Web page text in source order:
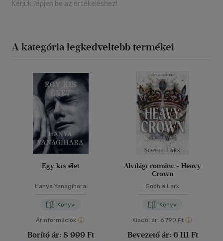
Kérjük, lépjen be az értékeléshez!
A kategória legkedveltebb termékei
Egy kis élet
Hanya Yanagihara
Könyv
Árinformációk
Borító ár: 8 999 Ft
Alvilági románc - Heavy
Crown
Sophie Lark
Könyv
Kiadói ár: 6 790 Ft
Bevezető ár: 6 111 Ft